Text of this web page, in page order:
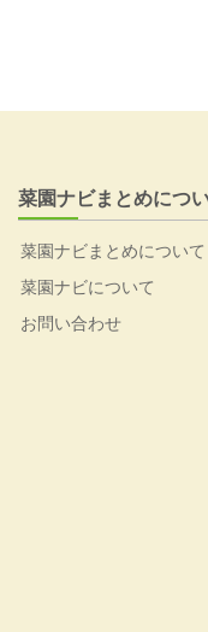
菜園ナビまとめにつ
菜園ナビまとめについて
菜園ナビについて
お問い合わせ